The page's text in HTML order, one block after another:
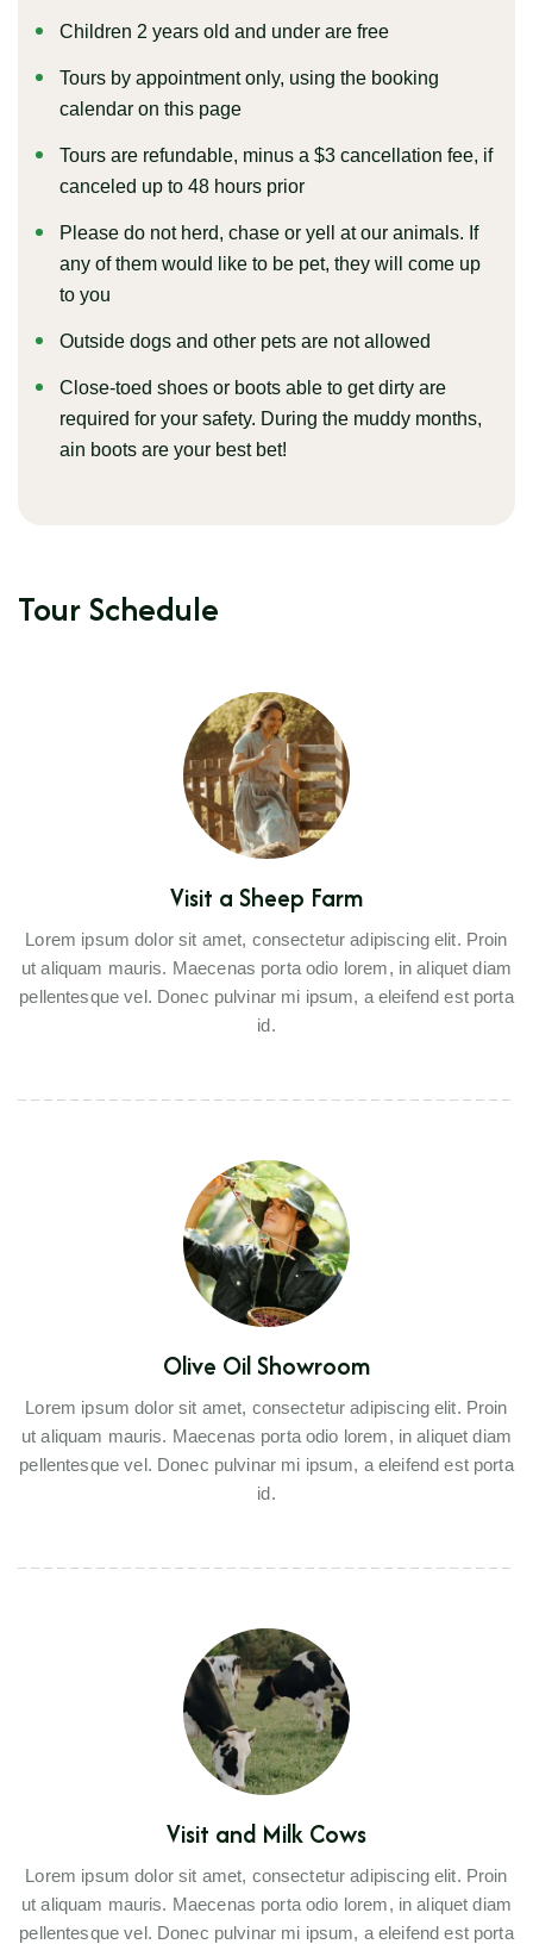
Children 2 years old and under are free
Tours by appointment only, using the booking
calendar on this page
Tours are refundable, minus a $3 cancellation fee, if
canceled up to 48 hours prior
Please do not herd, chase or yell at our animals. If
any of them would like to be pet, they will
come up
to you
Outside dogs and other pets are not allowed
Close-toed shoes or boots able to get dirty are
required for your safety. During the muddy months,
ain boots are your best bet!
Tour Schedule
Visit a Sheep Farm
Lorem ipsum dolor sit amet, consectetur adipiscing elit. Proin
ut aliquam mauris. Maecenas porta odio lorem, in aliquet diam
pellentesque vel. Donec pulvinar mi ipsum, a eleifend est porta
id.
Olive Oil Showroom
Lorem ipsum dolor sit amet, consectetur adipiscing elit. Proin
ut aliquam mauris. Maecenas porta odio lorem, in aliquet diam
pellentesque vel. Donec pulvinar mi ipsum, a eleifend est porta
id.
Visit and Milk Cows
Lorem ipsum dolor sit amet, consectetur adipiscing elit. Proin
ut aliquam mauris. Maecenas porta odio lorem, in aliquet diam
pellentesque vel. Donec pulvinar mi ipsum, a eleifend est porta